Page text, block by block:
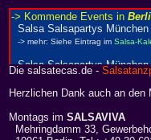
Die salsatecas.de -
Herzlichen Dank auch an den
Montags im SALSAVIVA
Mehringdamm 33,